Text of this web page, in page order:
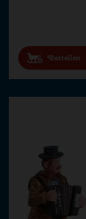
Bestellen